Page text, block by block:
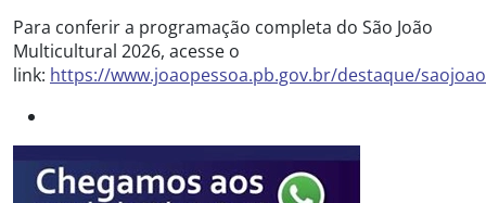
Para conferir a programação completa do São João
Multicultural 2026, acesse o
link: https://www.joaopessoa.pb.gov.br/destaque/